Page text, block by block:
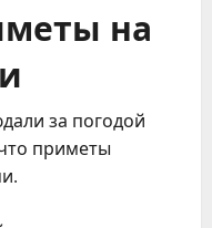
на
за погодой
приметы